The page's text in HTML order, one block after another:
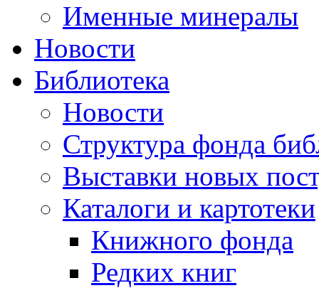
Именные минералы
Новости
Библиотека
Новости
Структура фонда
Выставки новых
Каталоги и картотеки
Книжного фонда
Редких книг